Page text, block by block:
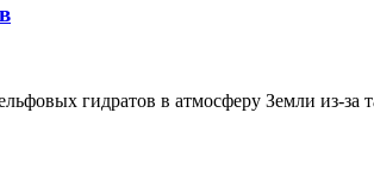
гидратов в атмосферу Земли из-за